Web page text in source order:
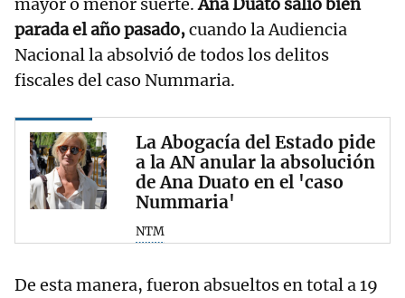
parada el año pasado,cuando la Audiencia
Nacional la absolvió de todos los delitos
fiscales del caso Nummaria.
La Abogacía del Estado pide
a la AN anular la absolución
de Ana Duato en el 'caso
Nummaria'
NTM
De esta manera, fueron absueltos en total a 19